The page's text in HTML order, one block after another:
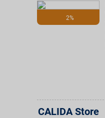
2%
CALIDA Store